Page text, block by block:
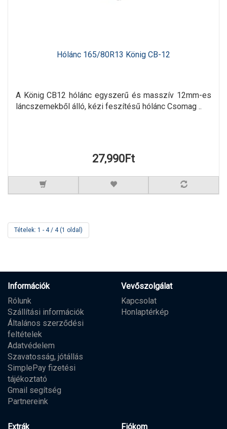
Hólánc 165/80R13 König CB-12
A König CB12 hólánc egyszerű és masszív 12mm-es
láncszemekből álló, kézi feszítésű hólánc Csomag ..
27,990Ft
Tételek: 1 - 4 / 4 (1 oldal)
Információk
Rólunk
Szállítási információk
Általános szerződési
feltételek
Adatvédelem
Szavatosság, jótállás
SimplePay fizetési
tájékoztató
Gmail segítség
Partnereink
Vevőszolgálat
Kapcsolat
Honlaptérkép
Extrák Fiókom